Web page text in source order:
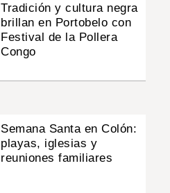
Tradición y cultura negra
brillan en Portobelo con
Festival de la Pollera
Congo
Semana Santa en Colón:
playas, iglesias y
reuniones familiares